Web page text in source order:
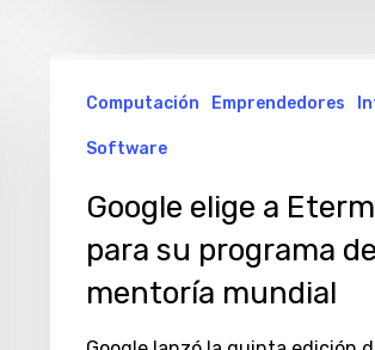
elige
programa
Computación Emprendedores
Software
Google elige a
para su programa de
mentoría mundial